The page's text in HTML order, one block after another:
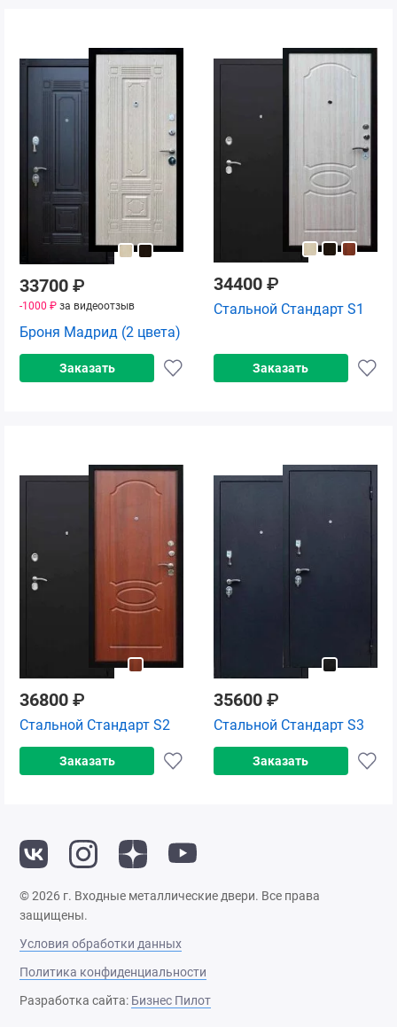
33700 ₽
-1000 ₽ за видеоотзыв
Броня Мадрид (2 цвета)
Заказать
34400 ₽
Стальной Стандарт S1
Заказать
36800 ₽
Стальной Стандарт S2
Заказать
35600 ₽
Стальной Стандарт S3
Заказать
© 2026 г. Входные металлические двери. Все права
защищены.
Условия обработки данных
Политика конфиденциальности
Разработка сайта: Бизнес Пилот